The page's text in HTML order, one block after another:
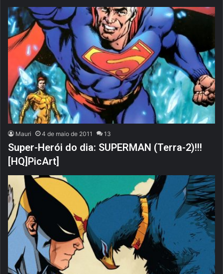
Mauri 4 de maio de 2011 13
Super-Herói do dia: SUPERMAN (Terra-2)!!!
[HQ]PicArt]